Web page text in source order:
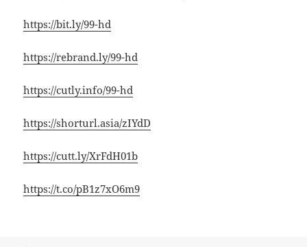
https://bit.ly/99-hd
https://rebrand.ly/99-hd
https://cutly.info/99-hd
https://shorturl.asia/zIYdD
https://cutt.ly/XrFdH01b
https://t.co/pB1z7xO6m9